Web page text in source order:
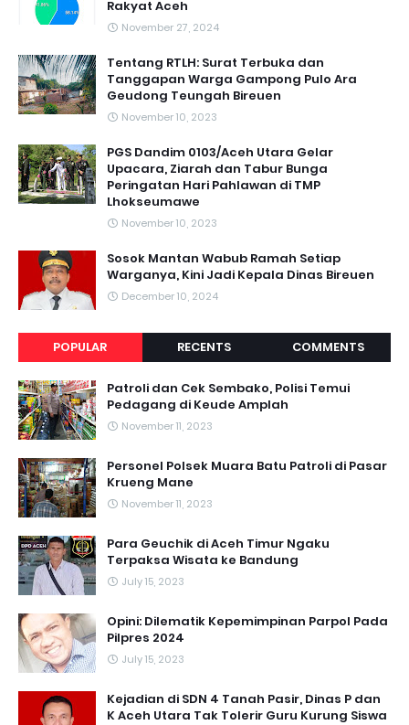
Rakyat Aceh
November 27, 2024
Tentang RTLH: Surat Terbuka dan
Tanggapan Warga Gampong Pulo Ara
Geudong Teungah Bireuen
November 10, 2023
PGS Dandim 0103/Aceh Utara Gelar
Upacara, Ziarah dan Tabur Bunga
Peringatan Hari Pahlawan di TMP
Lhokseumawe
November 10, 2023
Sosok Mantan Wabub Ramah Setiap
Warganya, Kini Jadi Kepala Dinas Bireuen
December 10, 2024
POPULAR RECENTS COMMENTS
Patroli dan Cek Sembako, Polisi Temui
Pedagang di Keude Amplah
November 11, 2023
Personel Polsek Muara Batu Patroli di Pasar
Krueng Mane
November 11, 2023
Para Geuchik di Aceh Timur Ngaku
Terpaksa Wisata ke Bandung
July 15, 2023
Opini: Dilematik Kepemimpinan Parpol Pada
Pilpres 2024
July 15, 2023
Kejadian di SDN 4 Tanah Pasir, Dinas P dan
K Aceh Utara Tak Tolerir Guru Kurung Siswa